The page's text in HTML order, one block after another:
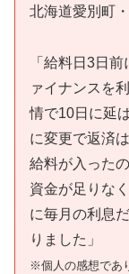
北海道愛別町
「給料日3日
ァイナンスを
情で10日に延
に変更で返済
給料が入った
資金が足りな
に毎月の利息
りました」
※個人の感想であ